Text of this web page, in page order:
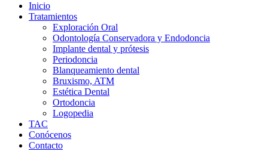
Inicio
Tratamientos
Exploración Oral
Odontología Conservadora y Endodoncia
Implante dental y prótesis
Periodoncia
Blanqueamiento dental
Bruxismo, ATM
Estética Dental
Ortodoncia
Logopedia
TAC
Conócenos
Contacto